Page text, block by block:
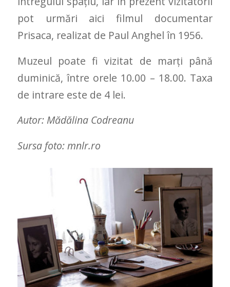
pot urmări aici filmul documentar
Prisaca, realizat de Paul Anghel în 1956.
Muzeul poate fi vizitat de marți până
duminică, între orele 10.00 – 18.00. Taxa
de intrare este de 4 lei.
Autor: Mădălina Codreanu
Sursa foto: mnlr.ro